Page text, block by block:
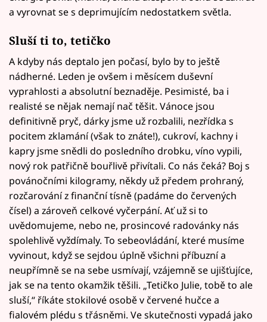
a vyrovnat se s deprimujícím nedostatkem světla.
Sluší ti to, tetičko
A kdyby nás deptalo jen počasí, bylo by to ještě
nádherné. Leden je ovšem i měsícem duševní
vyprahlosti a absolutní beznaděje. Pesimisté, ba i
realisté se nějak nemají nač těšit. Vánoce jsou
definitivně pryč, dárky jsme už rozbalili, nezřídka s
pocitem zklamání (však to znáte!), cukroví, kachny i
kapry jsme snědli do posledního drobku, víno vypili,
nový rok patřičně bouřlivě přivítali. Co nás čeká? Boj s
povánočními kilogramy, někdy už předem prohraný,
rozčarování z finanční tísně (padáme do červených
čísel) a zároveň celkové vyčerpání. Ať už si to
uvědomujeme, nebo ne, prosincové radovánky nás
spolehlivě vyždímaly. To sebeovládání, které musíme
vyvinout, když se sejdou úplně všichni příbuzní a
neupřímně se na sebe usmívají, vzájemně se ujišťujíce,
jak se na tento okamžik těšili. „Tetičko Julie, tobě to ale
sluší,“ říkáte stokilové osobě v červené hučce a
fialovém plédu s třásněmi. Ve skutečnosti vypadá jako